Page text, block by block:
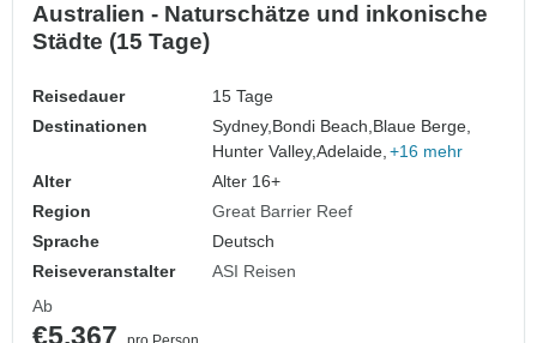
Australien - Naturschätze und inkonische
Städte (15 Tage)
Reisedauer
15 Tage
Destinationen
Sydney, Bondi Beach, Blaue Berge,
Hunter Valley,Adelaide, +16 mehr
Alter
Alter 16+
Region
Great Barrier Reef
Sprache
Deutsch
Reiseveranstalter
ASI Reisen
Ab
€5.367